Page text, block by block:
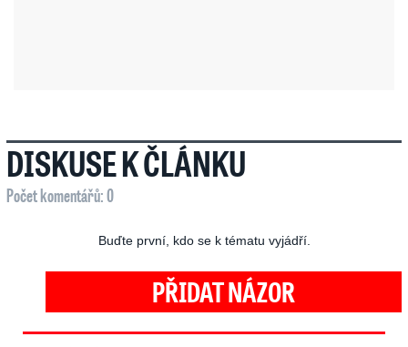
DISKUSE K ČLÁNKU
Počet komentářů: 0
Buďte první, kdo se k tématu vyjádří.
PŘIDAT NÁZOR